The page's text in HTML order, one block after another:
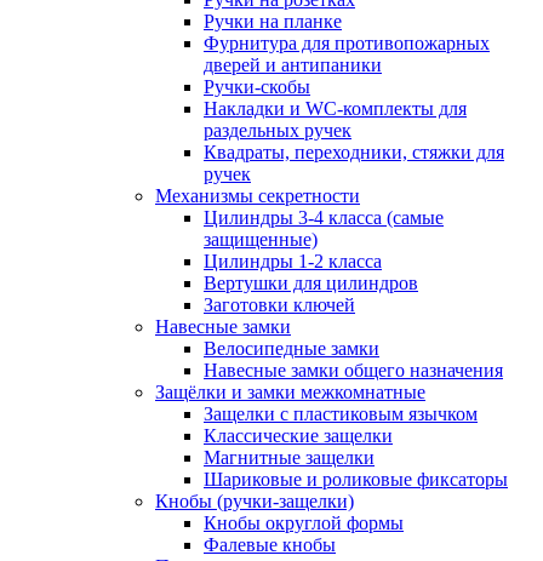
Ручки на планке
Фурнитура для противопожарных
дверей и антипаники
Ручки-скобы
Накладки и WC-комплекты для
раздельных ручек
Квадраты, переходники, стяжки для
ручек
Механизмы секретности
Цилиндры 3-4 класса (самые
защищенные)
Цилиндры 1-2 класса
Вертушки для цилиндров
Заготовки ключей
Навесные замки
Велосипедные замки
Навесные замки общего назначения
Защёлки и замки межкомнатные
Защелки с пластиковым язычком
Классические защелки
Магнитные защелки
Шариковые и роликовые фиксаторы
Кнобы (ручки-защелки)
Кнобы округлой формы
Фалевые кнобы